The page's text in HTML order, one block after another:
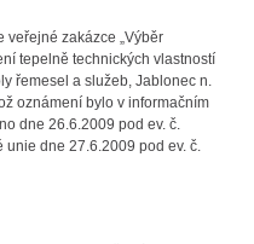
veřejné zakázce „Výběr
tepelně technických vlastností
řemesel a služeb, Jablonec n.
oznámení bylo v informačním
dne 26.6.2009 pod ev. č.
dne 27.6.2009 pod ev. č.